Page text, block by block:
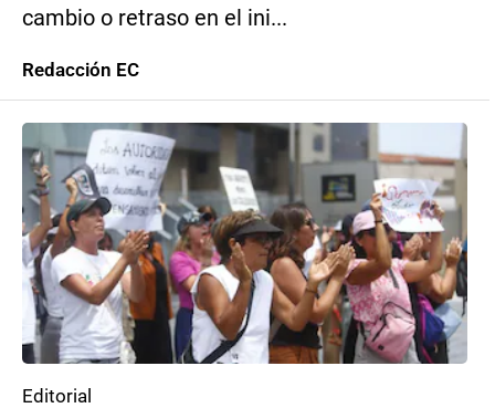
cambio o retraso en el ini...
Redacción EC
Editorial